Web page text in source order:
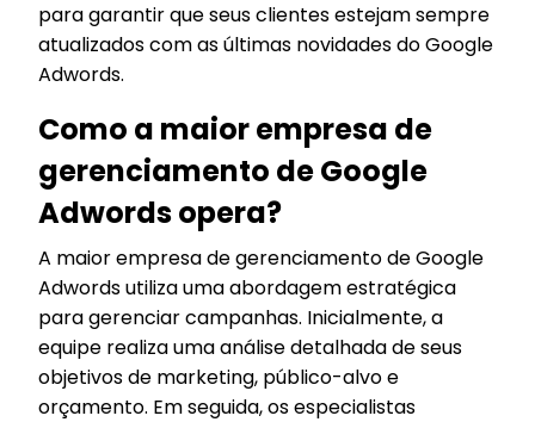
para garantir que seus clientes estejam sempre
atualizados com as últimas novidades do Google
Adwords.
Como a maior empresa de
gerenciamento de Google
Adwords opera?
A maior empresa de gerenciamento de Google
Adwords utiliza uma abordagem estratégica
para gerenciar campanhas. Inicialmente, a
equipe realiza uma análise detalhada de seus
objetivos de marketing, público-alvo e
orçamento. Em seguida, os especialistas